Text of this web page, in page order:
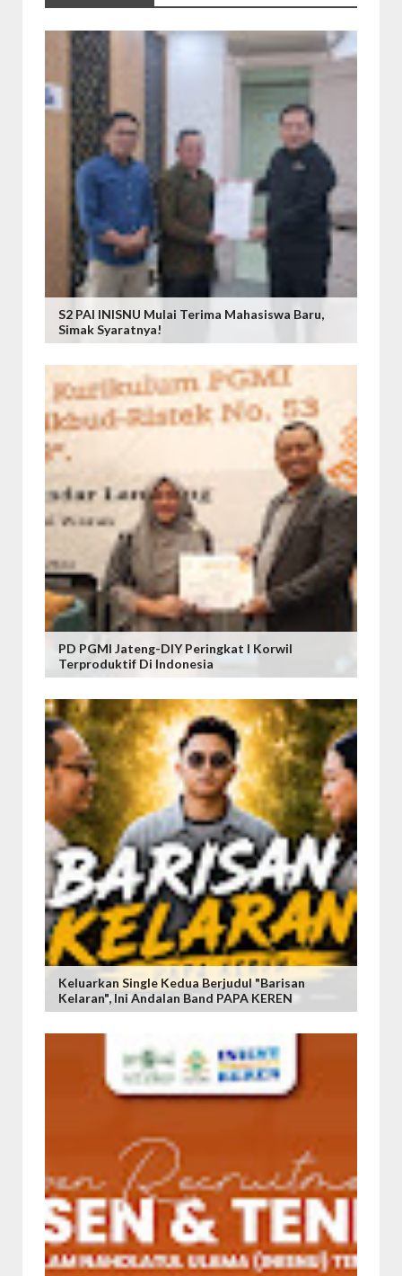
S2 PAI INISNU Mulai Terima Mahasiswa Baru,
Simak Syaratnya!
PD PGMI Jateng-DIY Peringkat I Korwil
Terproduktif Di Indonesia
Keluarkan Single Kedua Berjudul "Barisan
Kelaran", Ini Andalan Band PAPA KEREN